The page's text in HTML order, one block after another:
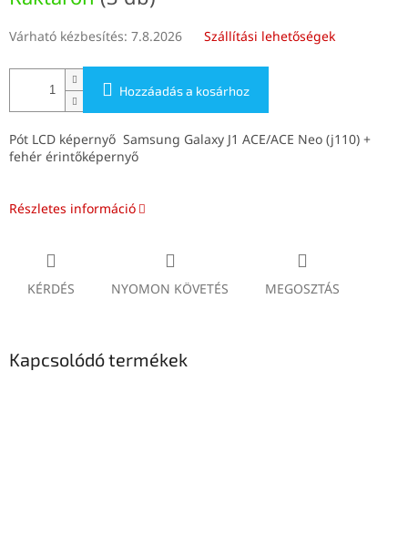
Várható kézbesítés: 7.8.2026 Szállítási lehetőségek
Hozzáadás a kosárhoz
Pót LCD képernyő Samsung Galaxy J1 ACE/ACE Neo (j110) +
fehér érintőképernyő
Részletes információ
KÉRDÉS NYOMON KÖVETÉS MEGOSZTÁS
Kapcsolódó termékek